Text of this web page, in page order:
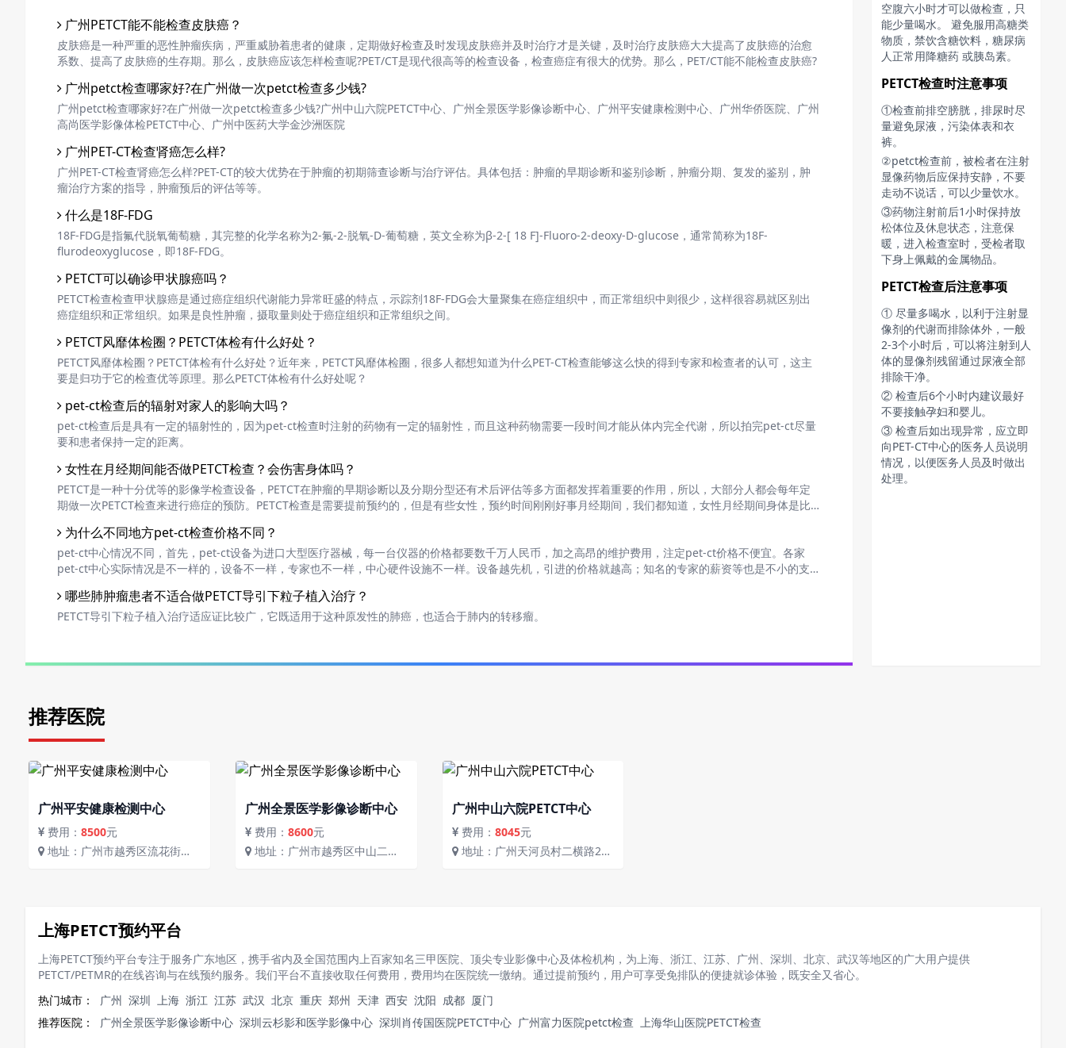
广州PETCT能不能检查皮肤癌？
皮肤癌是一种严重的恶性肿瘤疾病，严重威胁着患者的健康，定期做好检查及时发现皮肤癌并及时治疗才是关键，及时治疗皮肤癌大大提高了皮肤癌的治愈
系数、提高了皮肤癌的生存期。那么，皮肤癌应该怎样检查呢?PET/CT是现代很高等的检查设备，检查癌症有很大的优势。那么，PET/CT能不能检查皮肤癌?
广州petct检查哪家好?在广州做一次petct检查多少钱?
广州petct检查哪家好?在广州做一次petct检查多少钱?广州中山六院PETCT中心、广州全景医学影像诊断中心、广州平安健康检测中心、广州华侨医院、广州
高尚医学影像体检PETCT中心、广州中医药大学金沙洲医院
广州PET-CT检查肾癌怎么样?
广州PET-CT检查肾癌怎么样?PET-CT的较大优势在于肿瘤的初期筛查诊断与治疗评估。具体包括：肿瘤的早期诊断和鉴别诊断，肿瘤分期、复发的鉴别，肿
瘤治疗方案的指导，肿瘤预后的评估等等。
什么是18F-FDG
18F-FDG是指氟代脱氧葡萄糖，其完整的化学名称为2-氟-2-脱氧-D-葡萄糖，英文全称为β-2-[ 18 F]-Fluoro-2-deoxy-D-glucose，通常简称为18F-
flurodeoxyglucose，即18F-FDG。
PETCT可以确诊甲状腺癌吗？
PETCT检查检查甲状腺癌是通过癌症组织代谢能力异常旺盛的特点，示踪剂18F-FDG会大量聚集在癌症组织中，而正常组织中则很少，这样很容易就区别出
癌症组织和正常组织。如果是良性肿瘤，摄取量则处于癌症组织和正常组织之间。
PETCT风靡体检圈？PETCT体检有什么好处？
PETCT风靡体检圈？PETCT体检有什么好处？近年来，PETCT风靡体检圈，很多人都想知道为什么PET-CT检查能够这么快的得到专家和检查者的认可，这主
要是归功于它的检查优等原理。那么PETCT体检有什么好处呢？
pet-ct检查后的辐射对家人的影响大吗？
pet-ct检查后是具有一定的辐射性的，因为pet-ct检查时注射的药物有一定的辐射性，而且这种药物需要一段时间才能从体内完全代谢，所以拍完pet-ct尽量
要和患者保持一定的距离。
女性在月经期间能否做PETCT检查？会伤害身体吗？
PETCT是一种十分优等的影像学检查设备，PETCT在肿瘤的早期诊断以及分期分型还有术后评估等多方面都发挥着重要的作用，所以，大部分人都会每年定
期做一次PETCT检查来进行癌症的预防。PETCT检查是需要提前预约的，但是有些女性，预约时间刚刚好事月经期间，我们都知道，女性月经期间身体是比
为什么不同地方pet-ct检查价格不同？
pet-ct中心情况不同，首先，pet-ct设备为进口大型医疗器械，每一台仪器的价格都要数千万人民币，加之高昂的维护费用，注定pet-ct价格不便宜。各家
pet-ct中心实际情况是不一样的，设备不一样，专家也不一样，中心硬件设施不一样。设备越先机，引进的价格就越高；知名的专家的薪资等也是不小的支
哪些肺肿瘤患者不适合做PETCT导引下粒子植入治疗？
PETCT导引下粒子植入治疗适应证比较广，它既适用于这种原发性的肺癌，也适合于肺内的转移瘤。
空腹六小时才可以做检查，只
能少量喝水。 避免服用高糖类
物质，禁饮含糖饮料，糖尿病
人正常用降糖药 或胰岛素。
PETCT检查时注意事项
①检查前排空膀胱，排尿时尽
量避免尿液，污染体表和衣
裤。
②petct检查前，被检者在注射
显像药物后应保持安静，不要
走动不说话，可以少量饮水。
③药物注射前后1小时保持放
松体位及休息状态，注意保
暖，进入检查室时，受检者取
下身上佩戴的金属物品。
PETCT检查后注意事项
① 尽量多喝水，以利于注射显
像剂的代谢而排除体外，一般
2-3个小时后，可以将注射到人
体的显像剂残留通过尿液全部
排除干净。
② 检查后6个小时内建议最好
不要接触孕妇和婴儿。
③ 检查后如出现异常，应立即
向PET-CT中心的医务人员说明
情况，以便医务人员及时做出
处理。
推荐医院
广州平安健康检测中心
费用： 8500元
广州全景医学影像诊断中心
费用： 8600元
地址：广州市越秀区中山二路
广州中山六院PETCT中心
费用： 8045元
地址：广州天河员村二横路26
上海PETCT预约平台
上海PETCT预约平台专注于服务广东地区，携手省内及全国范围内上百家知名三甲医院、顶尖专业影像中心及体检机构，为上海、浙江、江苏、广州、深圳、北京、武汉等地区的广大用户提供
PETCT/PETMR的在线咨询与在线预约服务。我们平台不直接收取任何费用，费用均在医院统一缴纳。通过提前预约，用户可享受免排队的便捷就诊体验，既安全又省心。
热门城市：
广州 深圳 上海 浙江 江苏 武汉 北京 重庆 郑州 天津 西安 沈阳 成都 厦门
推荐医院：
广州全景医学影像诊断中心 深圳云杉影和医学影像中心 深圳肖传国医院PETCT中心 广州富力医院petct检查 上海华山医院PETCT检查